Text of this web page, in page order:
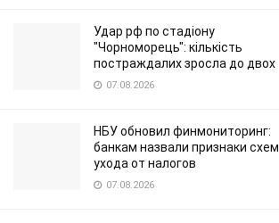
Удар рф по стадіону
"Чорноморець": кількість
постраждалих зросла до двох
07.08.2026
НБУ обновил финмониторинг:
банкам назвали признаки схем
ухода от налогов
07.08.2026